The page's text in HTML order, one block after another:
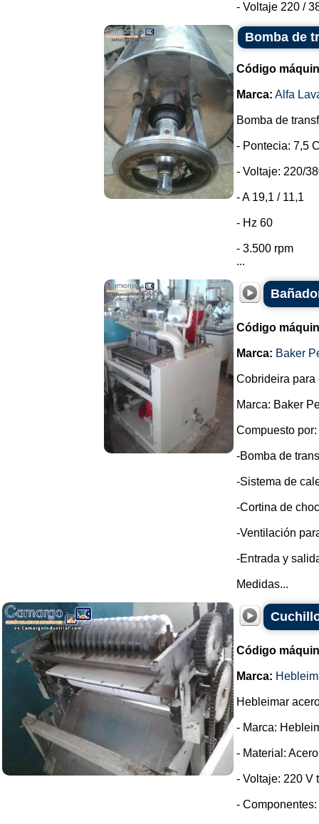
- Voltaje 220 /
Bomba de
Código
Marca: Alfa
Bomba de
- Pontecia: 7,5
- Voltaje: 220/
- A 19,1 / 11,1
- Hz 60
- 3.500 rpm
...
Código
Marca: Baker
Cobrideira para
Marca: Baker
Compuesto por:
-Bomba de
-Sistema de
-Cortina de
-Ventilación
-Entrada y
Medidas...
Código
Marca:
Hebleimar
- Marca:
- Material:
- Voltaje: 220 V
-